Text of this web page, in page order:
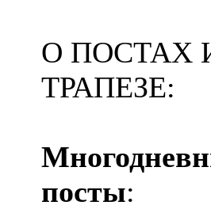
О ПОСТАХ
ТРАПЕЗЕ:
посты: